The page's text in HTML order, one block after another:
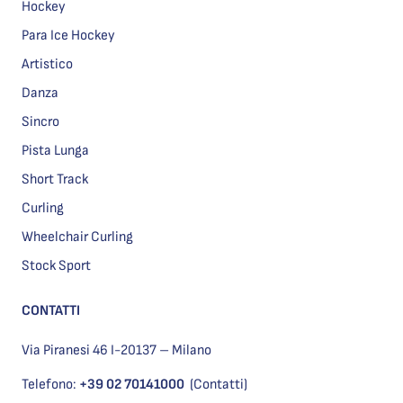
Hockey
Para Ice Hockey
Artistico
Danza
Sincro
Pista Lunga
Short Track
Curling
Wheelchair Curling
Stock Sport
CONTATTI
Via Piranesi 46 I-20137 – Milano
Telefono: +39 02 70141000 (Contatti)